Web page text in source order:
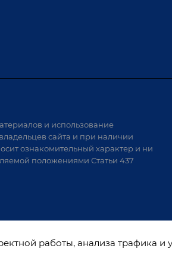
Монтаж
возможности автоматизации
и использование
сайта и при наличии
ознакомительный характер и ни
положениями Статьи 437
работы, анализа трафика